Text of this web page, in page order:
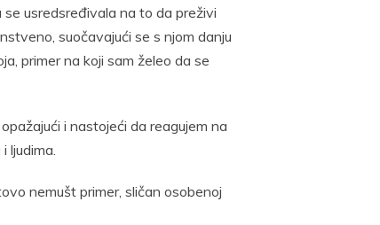
usredsređivala na to da preživi
suočavajući se s njom danju
primer na koji sam želeo da se
i nastojeći da reagujem na
ljudima.
nemušt primer, sličan osobenoj